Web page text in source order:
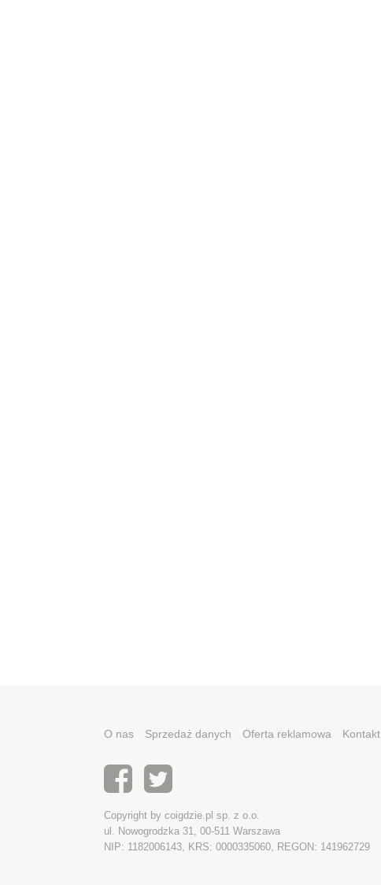
O nas Sprzedaż danych Oferta reklamowa Kontakt
Copyright by coigdzie.pl sp. z o.o.
ul. Nowogrodzka 31, 00-511 Warszawa
NIP: 1182006143, KRS: 0000335060, REGON: 141962729